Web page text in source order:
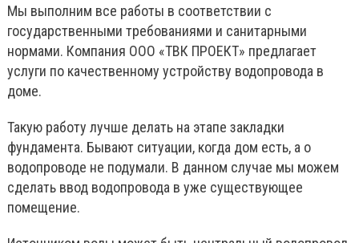
Мы выполним все работы в соответствии с
государственными требованиями и санитарными
нормами. Компания ООО «ТВК ПРОЕКТ» предлагает
услуги по качественному устройству водопровода в
доме.
Такую работу лучше делать на этапе закладки
фундамента. Бывают ситуации, когда дом есть, а о
водопроводе не подумали. В данном случае мы можем
сделать ввод водопровода в уже существующее
помещение.